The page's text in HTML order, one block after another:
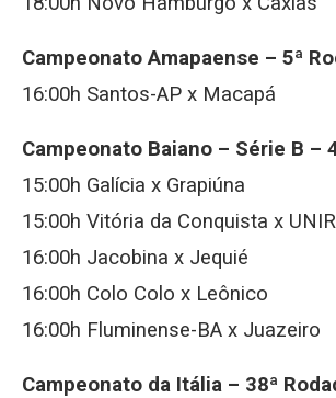
Campeonato Amapaense – 5ª
16:00h Santos-AP x Macapá
Campeonato Baiano – Série B –
15:00h Galícia x Grapiúna
15:00h Vitória da Conquista x
16:00h Jacobina x Jequié
16:00h Colo Colo x Leônico
16:00h Fluminense-BA x Juazeiro
Campeonato da Itália – 38ª